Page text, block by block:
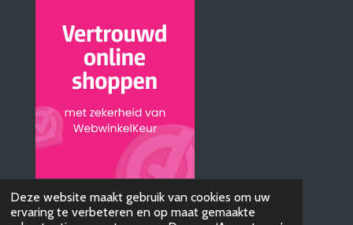
Deze website maakt gebruik van cookies om uw
ervaring te verbeteren en op maat gemaakte
© 2019 - 2026 AudioBTQ
Powered byJouwWeb